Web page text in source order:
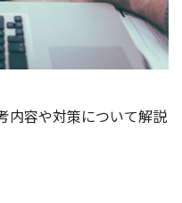
内容や対策について解説